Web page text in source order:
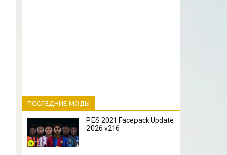
ПОСЛЕДНИЕ МОДЫ
PES 2021 Facepack Update
2026 v216